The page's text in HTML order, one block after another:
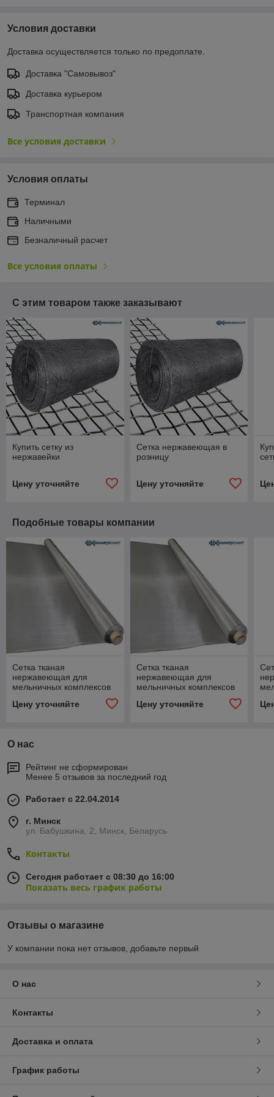
Условия доставки
Доставка осуществляется только по предоплате.
Доставка "Самовывоз"
Доставка курьером
Транспортная компания
Все условия доставки
Условия оплаты
Терминал
Наличными
Безналичный расчет
Все условия оплаты
С этим товаром также заказывают
Купить сетку из
нержавейки
Цену уточняйте
Сетка нержавеющая в
розницу
Цену уточняйте
Подобные товары компании
Сетка тканая
нержавеющая для
мельничных комплексов
Цену уточняйте
Сетка тканая
нержавеющая для
мельничных комплексов
Цену уточняйте
О нас
Рейтинг не сформирован
Менее 5 отзывов за последний год
Работает с 22.04.2014
г. Минск
ул. Бабушкина, 2, Минск, Беларусь
Контакты
Сегодня работает с 08:30 до 16:00
Показать весь график работы
Отзывы о магазине
У компании пока нет отзывов, добавьте первый
О нас
Контакты
Доставка и оплата
График работы